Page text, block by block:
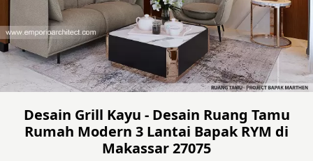
Desain Grill Kayu - Desain Ruang Tamu
Rumah Modern 3 Lantai Bapak RYM di
Makassar 27075